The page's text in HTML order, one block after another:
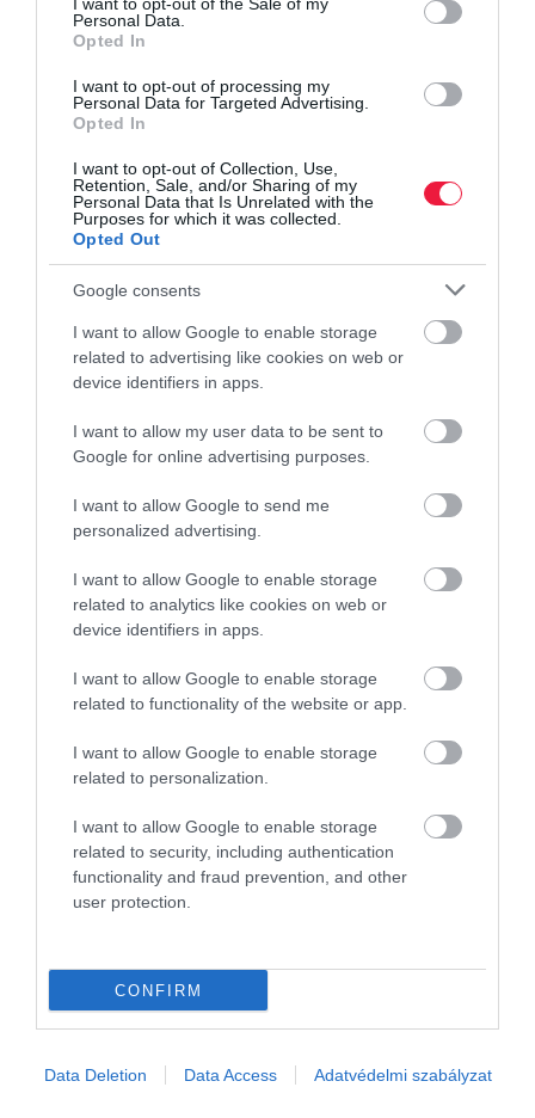
Personal Data.
Opted In
I want to opt-out of processing my
Personal Data for Targeted Advertising.
Opted In
I want to opt-out of Collection, Use,
Retention, Sale, and/or Sharing of my
Personal Data that Is Unrelated with the
Purposes for which it was collected.
Opted Out
Google consents
I want to allow Google to enable storage
related to advertising like cookies on web or
device identifiers in apps.
I want to allow my user data to be sent to
Google for online advertising purposes.
I want to allow Google to send me
personalized advertising.
I want to allow Google to enable storage
related to analytics like cookies on web or
device identifiers in apps.
I want to allow Google to enable storage
related to functionality of the website or app.
I want to allow Google to enable storage
related to personalization.
I want to allow Google to enable storage
related to security, including authentication
functionality and fraud prevention, and other
user protection.
CONFIRM
Data Deletion Data Access Adatvédelmi szabályzat
Pétisó, a nitrogén-utánpótlás világbajnoka
A Pétisó egy védett márkanevű, 1932 óta gyártott magyar nitrogén
műtrágya. Az alapgondolat szerint eredetileg olyan műtrágya
hogy…
szoftver készítőinek
Rangos FAO-pályázaton (az ENSZ Élelmezésügyi és
Agrártudományi Kutatóközpont ProPlanta – Költség- és